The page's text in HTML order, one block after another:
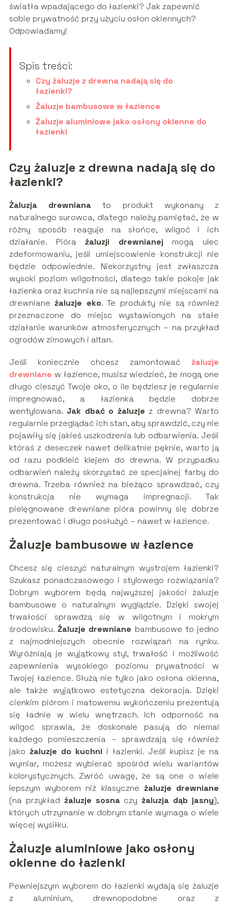
światła wpadającego do łazienki? Jak zapewnić
sobie prywatność przy użyciu osłon okiennych?
Odpowiadamy!
Spis treści:
Czy żaluzje z drewna nadają się do
łazienki?
Żaluzje bambusowe w łazience
Żaluzje aluminiowe jako osłony okienne do
łazienki
Czy żaluzje z drewna nadają się do
łazienki?
Żaluzja drewniana to produkt wykonany z
naturalnego surowca, dlatego należy pamiętać, że w
różny sposób reaguje na słońce, wilgoć i ich
działanie. Piórażaluzji drewnianej mogą ulec
zdeformowaniu, jeśli umiejscowienie konstrukcji nie
będzie odpowiednie. Niekorzystny jest zwłaszcza
wysoki poziom wilgotności, dlatego takie pokoje jak
łazienka oraz kuchnia nie są najlepszymi miejscami na
drewnianeżaluzje eko. Te produkty nie są również
przeznaczone do miejsc wystawionych na stałe
działanie warunków atmosferycznych – na przykład
ogrodów zimowych i altan.
Jeśli koniecznie chcesz zamontowaćżaluzje
drewniane w łazience, musisz wiedzieć, że mogą one
długo cieszyć Twoje oko, o ile będziesz je regularnie
impregnować, a łazienka będzie dobrze
wentylowana. Jak dbać o żaluzje z drewna? Warto
regularnie przeglądać ich stan, aby sprawdzić, czy nie
pojawiły się jakieś uszkodzenia lub odbarwienia. Jeśli
któraś z deseczek nawet delikatnie pęknie, warto ją
od razu podkleić klejem do drewna. W przypadku
odbarwień należy skorzystać ze specjalnej farby do
drewna. Trzeba również na bieżąco sprawdzać, czy
konstrukcja nie wymaga impregnacji. Tak
pielęgnowane drewniane pióra powinny się dobrze
prezentować i długo posłużyć – nawet w łazience.
Żaluzje bambusowe w łazience
Chcesz się cieszyć naturalnym wystrojem łazienki?
Szukasz ponadczasowego i stylowego rozwiązania?
Dobrym wyborem będą najwyższej jakości żaluzje
bambusowe o naturalnym wyglądzie. Dzięki swojej
trwałości sprawdzą się w wilgotnym i mokrym
środowisku.Żaluzje drewniane bambusowe to jedno
z najmodniejszych obecnie rozwiązań na rynku.
Wyróżniają je wyjątkowy styl, trwałość i możliwość
zapewnienia wysokiego poziomu prywatności w
Twojej łazience. Służą nie tylko jako osłona okienna,
ale także wyjątkowo estetyczna dekoracja. Dzięki
cienkim piórom i matowemu wykończeniu prezentują
się ładnie w wielu wnętrzach. Ich odporność na
wilgoć sprawia, że doskonale pasują do niemal
każdego pomieszczenia – sprawdzają się również
jako żaluzje do kuchni i łazienki. Jeśli kupisz je na
wymiar, możesz wybierać spośród wielu wariantów
kolorystycznych. Zwróć uwagę, że są one o wiele
lepszym wyborem niż klasyczne żaluzje drewniane
(na przykład żaluzje sosnaczyżaluzja dąb jasny),
których utrzymanie w dobrym stanie wymaga o wiele
więcej wysiłku.
Żaluzje aluminiowe jako osłony
okienne do łazienki
Pewniejszym wyborem do łazienki wydają się żaluzje
z aluminium, drewnopodobne oraz z